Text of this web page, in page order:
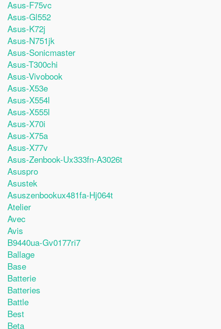
Asus-F75vc
Asus-Gl552
Asus-K72j
Asus-N751jk
Asus-Sonicmaster
Asus-T300chi
Asus-Vivobook
Asus-X53e
Asus-X554l
Asus-X555l
Asus-X70i
Asus-X75a
Asus-X77v
Asus-Zenbook-Ux333fn-A3026t
Asuspro
Asustek
Asuszenbookux481fa-Hj064t
Atelier
Avec
Avis
B9440ua-Gv0177ri7
Ballage
Base
Batterie
Batteries
Battle
Best
Beta